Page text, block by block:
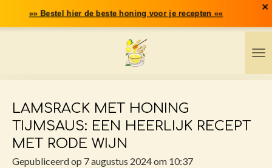
×
»» Bestel hier de beste honing voor je recepten ««
direct
LAMSRACK MET HONING
TIJMSAUS: EEN HEERLIJK RECEPT
MET RODE WIJN
Gepubliceerd op 7 augustus 2024 om 10:37